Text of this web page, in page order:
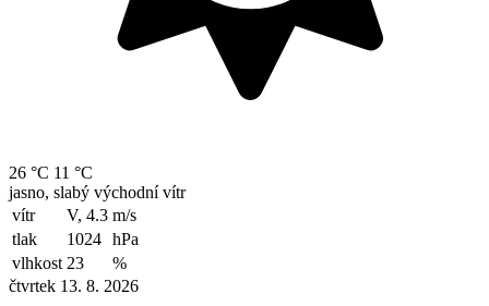
26 °C 11 °C
jasno, slabý východní vítr
vítr
V, 4.3 m/s
tlak
1024 hPa
vlhkost 23
%
čtvrtek 13. 8. 2026